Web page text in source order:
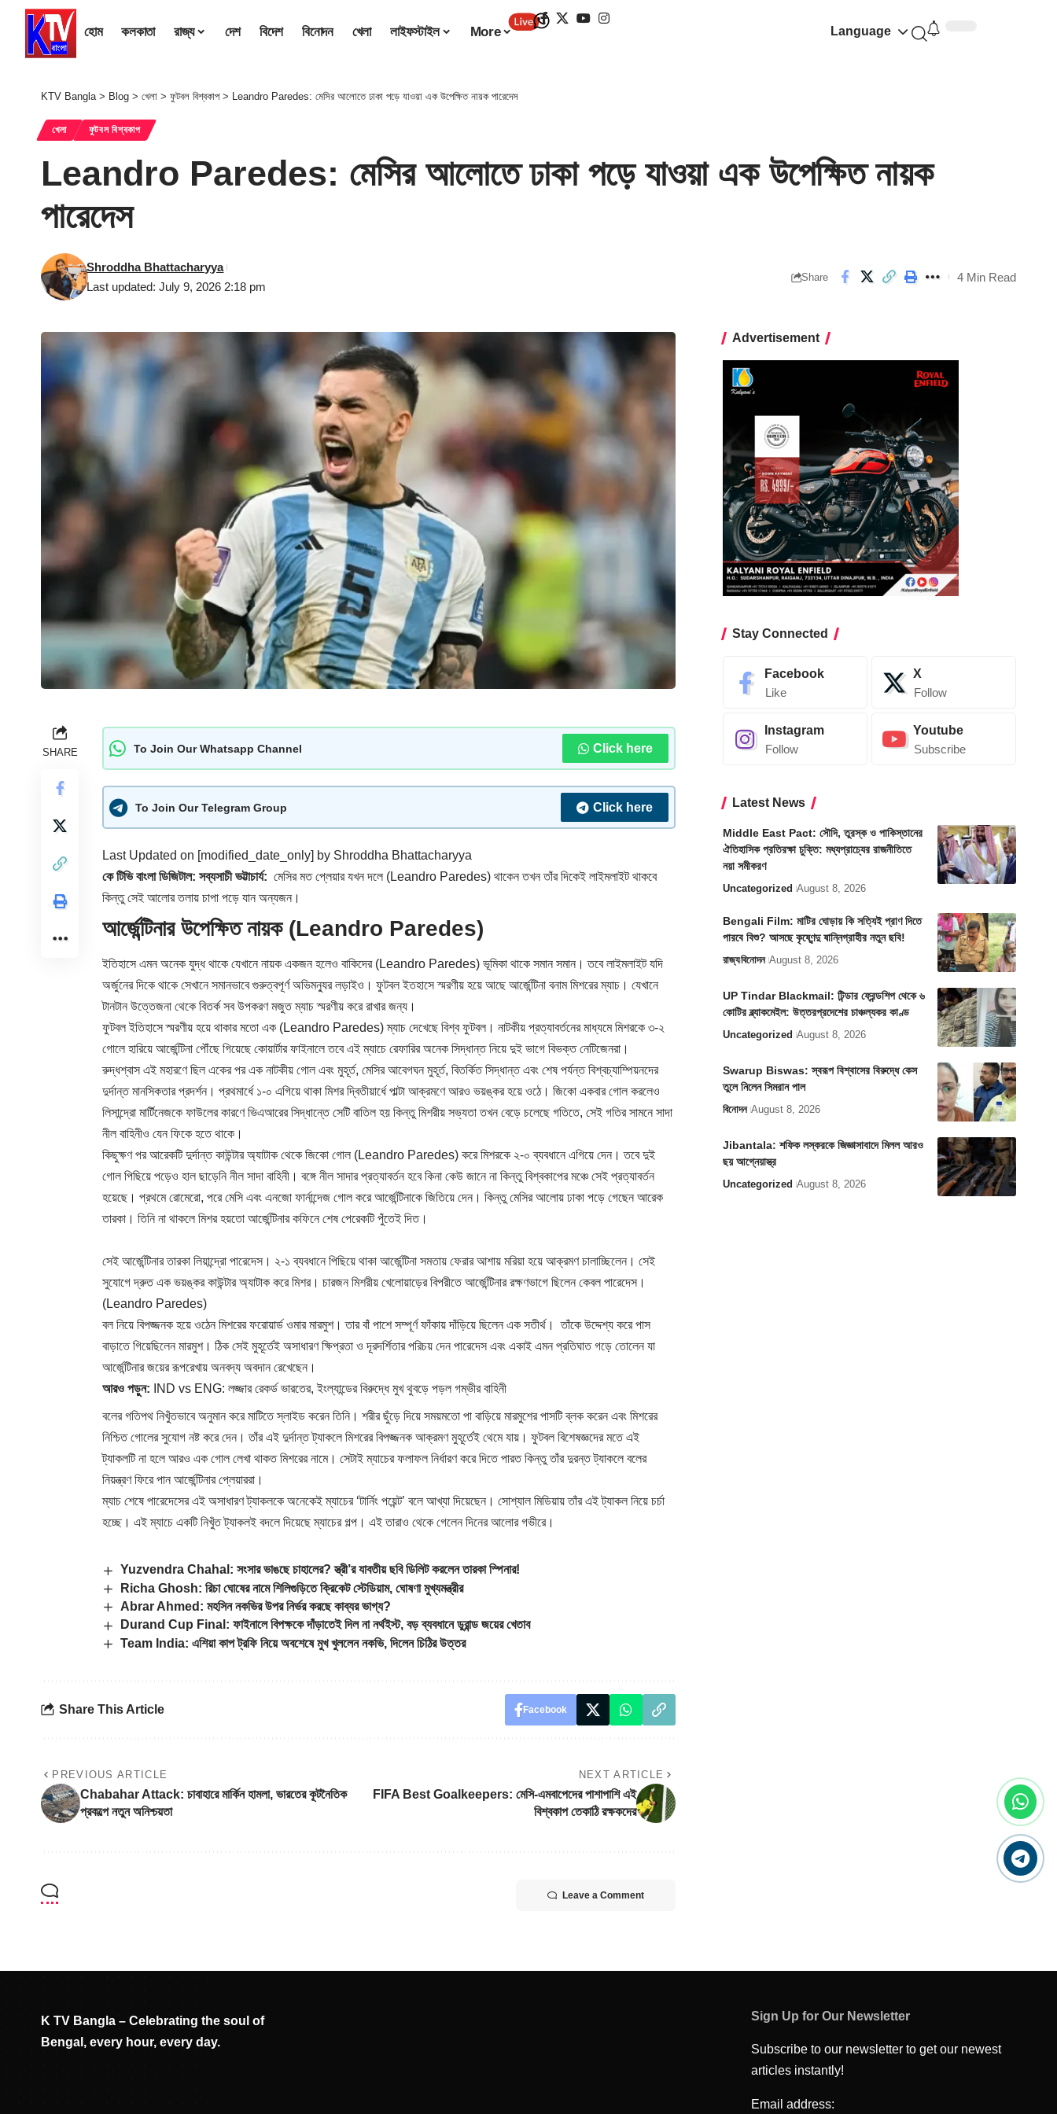
হোম কলকাতা রাজ্য দেশ বিদেশ বিনোদন খেলা লাইফস্টাইল More Language
KTV Bangla> Blog > খেলা > ফুটবল বিশ্বকাপ> Leandro Paredes: মেসির আলোতে ঢাকা পড়ে যাওয়া এক উপেক্ষিত নায়ক পারেদেস
খেলা ফুটবল বিশ্বকাপ
Leandro Paredes: মেসির আলোতে ঢাকা পড়ে যাওয়া এক উপেক্ষিত নায়ক
পারেদেস
Last updated: July 9, 2026 2:18 pm
Shroddha Bhattacharyya
Share 4 Min Read
SHARE To Join Our Whatsapp Channel Click here
To Join Our Telegram Group Click here
Last Updated on [modified_date_only] by Shroddha Bhattacharyya
কে টিভি বাংলা ডিজিটাল: সব্যসাচী ভট্টাচার্য: মেসির মত প্লেয়ার যখন দলে (Leandro Paredes) থাকেন তখন তাঁর দিকেই লাইমলাইট থাকবে
কিন্তু সেই আলোর তলায় চাপা পড়ে যান অন্যজন।
আর্জেন্টিনার উপেক্ষিত নায়ক (Leandro Paredes)
ইতিহাসে এমন অনেক যুদ্ধ থাকে যেখানে নায়ক একজন হলেও বাকিদের (Leandro Paredes) ভূমিকা থাকে সমান সমান। তবে লাইমলাইট যদি
অর্জুনের দিকে থাকে সেখানে সমানভাবে গুরুত্বপূর্ণ অভিমন্যুর লড়াইও। ফুটবল ইতহাসে স্মরণীয় হয়ে আছে আর্জেন্টিনা বনাম মিশরের ম্যাচ। যেখানে
টানটান উত্তেজনা থেকে বিতর্ক সব উপকরণ মজুত ম্যাচ স্মরণীয় করে রাখার জন্য।
ফুটবল ইতিহাসে স্মরণীয় হয়ে থাকার মতো এক (Leandro Paredes) ম্যাচ দেখেছে বিশ্ব ফুটবল। নাটকীয় প্রত্যাবর্তনের মাধ্যমে মিশরকে ৩-২
গোলে হারিয়ে আর্জেন্টিনা পৌঁছে গিয়েছে কোয়ার্টার ফাইনালে তবে এই ম্যাচে রেফারির অনেক সিদ্ধান্ত নিয়ে দুই ভাগে বিভক্ত নেটিজেনরা।
রুদ্ধশ্বাস এই মহারণে ছিল একের পর এক নাটকীয় গোল এবং মুহূর্ত, মেসির আবেগঘন মুহূর্ত, বিতর্কিত সিদ্ধান্ত এবং শেষ পর্যন্ত বিশ্বচ্যাম্পিয়নদের
দুর্দান্ত মানসিকতার প্রদর্শন। প্রথমার্ধে ১-০ এগিয়ে থাকা মিশর দ্বিতীয়ার্ধে পাল্টা আক্রমণে আরও ভয়ঙ্কর হয়ে ওঠে। জিকো একবার গোল করলেও
লিসান্দ্রো মার্টিনেজকে ফাউলের কারণে ভিএআরের সিদ্ধান্তে সেটি বাতিল হয় কিন্তু মিশরীয় সভ্যতা তখন বেড়ে চলেছে গতিতে, সেই গতির সামনে সাদা
নীল বাহিনীও যেন ফিকে হতে থাকে।
কিছুক্ষণ পর আরেকটি দুর্দান্ত কাউন্টার অ্যাটাক থেকে জিকো গোল (Leandro Paredes) করে মিশরকে ২-০ ব্যবধানে এগিয়ে দেন। তবে দুই
গোল পিছিয়ে পড়েও হাল ছাড়েনি নীল সাদা বাহিনী। বঙ্গে নীল সাদার প্রত্যাবর্তন হবে কিনা কেউ জানে না কিন্তু বিশ্বকাপের মঞ্চে সেই প্রত্যাবর্তন
হয়েছে। প্রথমে রোমেরো, পরে মেসি এবং এনজো ফার্নান্দেজ গোল করে আর্জেন্টিনাকে জিতিয়ে দেন। কিন্তু মেসির আলোয় ঢাকা পড়ে গেছেন আরেক
তারকা। তিনি না থাকলে মিশর হয়তো আর্জেন্টিনার কফিনে শেষ পেরেকটি পুঁতেই দিত।
সেই আর্জেন্টিনার তারকা লিয়ান্দ্রো পারেদেস। ২-১ ব্যবধানে পিছিয়ে থাকা আর্জেন্টিনা সমতায় ফেরার আশায় মরিয়া হয়ে আক্রমণ চালাচ্ছিলেন। সেই
সুযোগে দ্রুত এক ভয়ঙ্কর কাউন্টার অ্যাটাক করে মিশর। চারজন মিশরীয় খেলোয়াড়ের বিপরীতে আর্জেন্টিনার রক্ষণভাগে ছিলেন কেবল পারেদেস।
(Leandro Paredes)
বল নিয়ে বিপজ্জনক হয়ে ওঠেন মিশরের ফরোয়ার্ড ওমার মারমুশ। তার বাঁ পাশে সম্পূর্ণ ফাঁকায় দাঁড়িয়ে ছিলেন এক সতীর্থ। তাঁকে উদ্দেশ্য করে পাস
বাড়াতে গিয়েছিলেন মারমুশ। ঠিক সেই মুহূর্তেই অসাধারণ ক্ষিপ্রতা ও দূরদর্শিতার পরিচয় দেন পারেদেস এবং একাই এমন প্রতিঘাত গড়ে তোলেন যা
আর্জেন্টিনার জয়ের রূপরেখায় অনবদ্য অবদান রেখেছেন।
আরও পড়ুন:
IND vs ENG: লজ্জার রেকর্ড ভারতের, ইংল্যান্ডের বিরুদ্ধে মুখ থুবড়ে পড়ল গম্ভীর বাহিনী
বলের গতিপথ নিখুঁতভাবে অনুমান করে মাটিতে স্লাইড করেন তিনি। শরীর ছুঁড়ে দিয়ে সময়মতো পা বাড়িয়ে মারমুশের পাসটি ব্লক করেন এবং মিশরের
নিশ্চিত গোলের সুযোগ নষ্ট করে দেন। তাঁর এই দুর্দান্ত ট্যাকলে মিশরের বিপজ্জনক আক্রমণ মুহূর্তেই থেমে যায়। ফুটবল বিশেষজ্ঞদের মতে এই
ট্যাকলটি না হলে আরও এক গোল লেখা থাকত মিশরের নামে। সেটাই ম্যাচের ফলাফল নির্ধারণ করে দিতে পারত কিন্তু তাঁর দুরন্ত ট্যাকলে বলের
নিয়ন্ত্রণ ফিরে পান আর্জেন্টিনার প্লেয়াররা।
ম্যাচ শেষে পারেদেসের এই অসাধারণ ট্যাকলকে অনেকেই ম্যাচের ‘টার্নিং পয়েন্ট’ বলে আখ্যা দিয়েছেন। সোশ্যাল মিডিয়ায় তাঁর এই ট্যাকল নিয়ে চর্চা
হচ্ছে। এই ম্যাচে একটি নিখুঁত ট্যাকলই বদলে দিয়েছে ম্যাচের গল্প। এই তারাও থেকে গেলেন দিনের আলোর গভীরে।
Yuzvendra Chahal: সংসার ভাঙছে চাহালের? স্ত্রী’র যাবতীয় ছবি ডিলিট করলেন তারকা স্পিনার!
Richa Ghosh: রিচা ঘোষের নামে শিলিগুড়িতে ক্রিকেট স্টেডিয়াম, ঘোষণা মুখ্যমন্ত্রীর
Abrar Ahmed: মহসিন নকভির উপর নির্ভর করছে কাব্যর ভাগ্য?
Durand Cup Final: ফাইনালে বিপক্ষকে দাঁড়াতেই দিল না নর্থইস্ট, বড় ব্যবধানে ডুরান্ড জয়ের খেতাব
Team India: এশিয়া কাপ ট্রফি নিয়ে অবশেষে মুখ খুললেন নকভি, দিলেন চিঠির উত্তর
Share This Article Facebook
PREVIOUS ARTICLE
Chabahar Attack: চাবাহারে মার্কিন হামলা, ভারতের কূটনৈতিক
প্রকল্পে নতুন অনিশ্চয়তা
NEXT ARTICLE
FIFA Best Goalkeepers: মেসি-এমবাপেদের পাশাপাশি এই
বিশ্বকাপ তেকাঠি রক্ষকদের
Leave a Comment
Advertisement
Stay Connected
Facebook
Like
X
Follow
Instagram
Follow
Youtube
Subscribe
Latest News
Middle East Pact: সৌদি, তুরস্ক ও পাকিস্তানের
ঐতিহাসিক প্রতিরক্ষা চুক্তি: মধ্যপ্রাচ্যের রাজনীতিতে
নয়া সমীকরণ
Uncategorized August 8, 2026
Bengali Film: মাটির ঘোড়ায় কি সত্যিই প্রাণ দিতে
পারবে বিশু? আসছে কৃষ্ণেন্দু ষান্নিগ্রাহীর নতুন ছবি!
রাজ্যবিনোদন August 8, 2026
UP Tindar Blackmail: টিন্ডার ফ্রেন্ডশিপ থেকে ৬
কোটির ব্ল্যাকমেইল: উত্তরপ্রদেশের চাঞ্চল্যকর কাণ্ড
Uncategorized August 8, 2026
Swarup Biswas: স্বরূপ বিশ্বাসের বিরুদ্ধে কেস
তুলে নিলেন সিমরান পাল
বিনোদন August 8, 2026
Jibantala: শফিক লস্করকে জিজ্ঞাসাবাদে মিলল আরও
ছয় আগ্নেয়াস্ত্র
Uncategorized August 8, 2026
K TV Bangla – Celebrating the soul of
Bengal, every hour, every day.
Sign Up for Our Newsletter
Subscribe to our newsletter to get our newest
articles instantly!
Email address: